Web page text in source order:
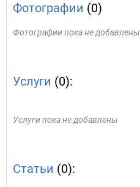
Фотографии (0)
Фотографии пока не добавлены
Услуги (0):
Услуги пока не добавлены
Статьи (0):